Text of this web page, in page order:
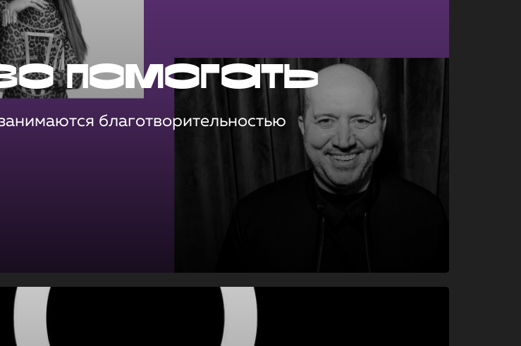
помогать
благотворительностью